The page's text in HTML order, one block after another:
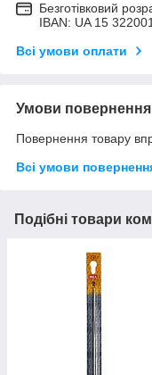
Безготівковий
IBAN: UA 15
Всі умови оплати
Умови повернення
Повернення товару
Всі умови
Подібні товари